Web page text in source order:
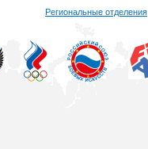
Региональные отделения